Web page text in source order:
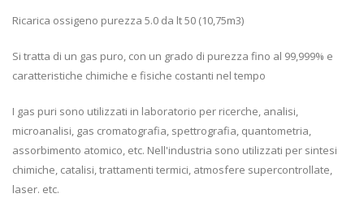
Ricarica ossigeno purezza 5.0 da lt 50 (10,75m3)
Si tratta di un gas puro, con un grado di purezza fino al 99,999% e
caratteristiche chimiche e fisiche costanti nel tempo
I gas puri sono utilizzati in laboratorio per ricerche, analisi,
microanalisi, gas cromatografia, spettrografia, quantometria,
assorbimento atomico, etc. Nell'industria sono utilizzati per sintesi
chimiche, catalisi, trattamenti termici, atmosfere supercontrollate,
laser. etc.